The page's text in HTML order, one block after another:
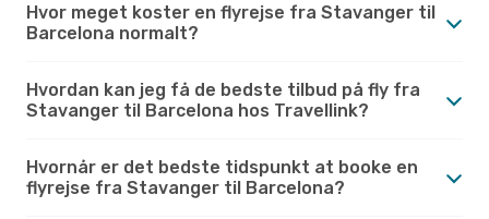
Hvor meget koster en flyrejse fra Stavanger til
Barcelona normalt?
Hvordan kan jeg få de bedste tilbud på fly fra
Stavanger til Barcelona hos Travellink?
Hvornår er det bedste tidspunkt at booke en
flyrejse fra Stavanger til Barcelona?